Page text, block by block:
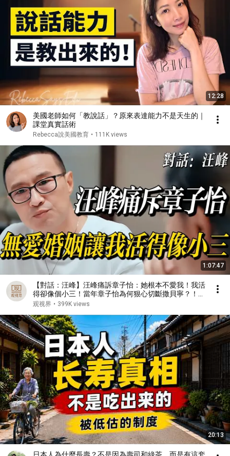
12:28
美國老師如何「教說話」？原來表達能力不是天生的｜
課堂真實話術
Rebecca說美國教育 • 111K views
1:07:47
【對話：汪峰】汪峰痛訴章子怡：她根本不愛我！我活
得卻像個小三！當年章子怡為何狠心切斷撒貝寧？！#
蔡康永 #林志玲 #窦文涛 #鲁豫 #八卦 #娱乐圈 #康熙
观视界 • 399K views
20:13